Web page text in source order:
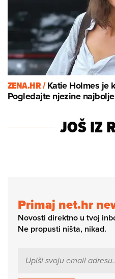
ZENA.HR /Katie Holmes je
Pogledajte njezine
JOŠ IZ
Primaj net.hr
Novosti direktno u tvoj
Ne propusti ništa, nikad.